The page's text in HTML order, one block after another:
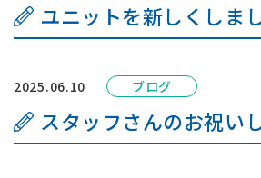
ユニットを新しくしま
2025.06.10 ブログ
スタッフさんのお祝い
お問い合わせ